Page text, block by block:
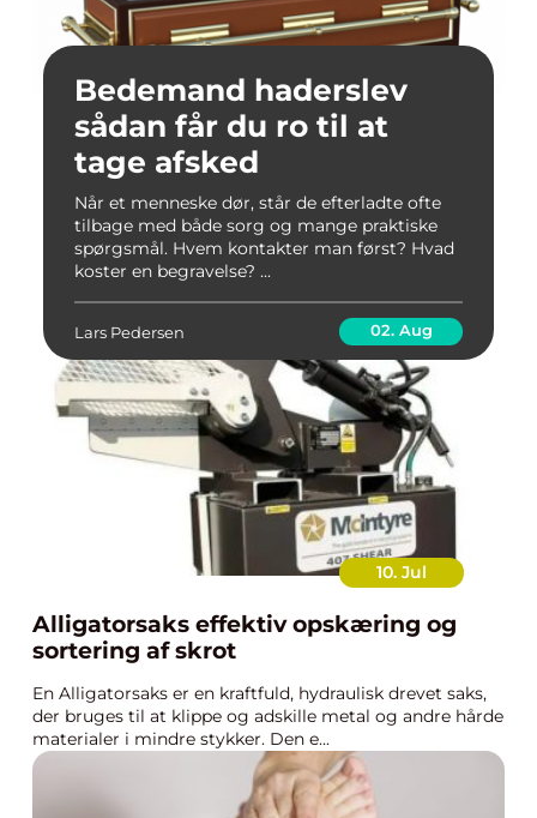
Bedemand haderslev
sådan får du ro til at
tage afsked
Når et menneske dør, står de efterladte ofte
tilbage med både sorg og mange praktiske
spørgsmål. Hvem kontakter man først? Hvad
koster en begravelse? ...
Lars Pedersen 02. Aug
10. Jul
Alligatorsaks effektiv opskæring og
sortering af skrot
En Alligatorsaks er en kraftfuld, hydraulisk drevet saks,
der bruges til at klippe og adskille metal og andre hårde
materialer i mindre stykker. Den e...